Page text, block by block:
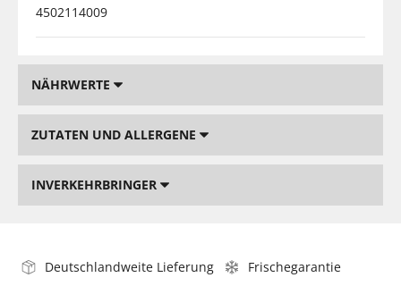
4502114009
NÄHRWERTE
ZUTATEN UND ALLERGENE
INVERKEHRBRINGER
Deutschlandweite Lieferung
Frischegarantie